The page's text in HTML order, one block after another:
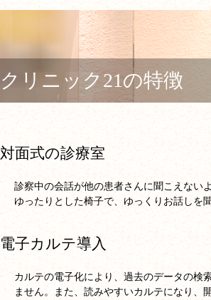
クリニック21の特徴
対面式の診療室
診察中の会話が他の患者さんに聞こえない
ゆったりとした椅子で、ゆっくりお話しを
電子カルテ導入
カルテの電子化により、過去のデータの検
ません。また、読みやすいカルテになり、